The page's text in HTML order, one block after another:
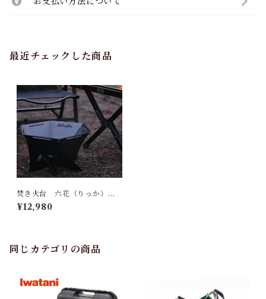
最近チェックした商品
焚き火台 六花（りっか）Ｂ
ｌａｃｋ Ｅｄｉｔｉｏｎ
¥12,980
同じカテゴリの商品